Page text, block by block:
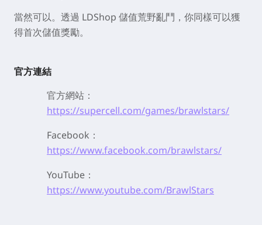
當然可以。透過 LDShop 儲值荒野亂鬥，你同樣可以獲
得首次儲值獎勵。
官方連結
官方網站：
https://supercell.com/games/brawlstars/
Facebook：
https://www.facebook.com/brawlstars/
YouTube：
https://www.youtube.com/BrawlStars